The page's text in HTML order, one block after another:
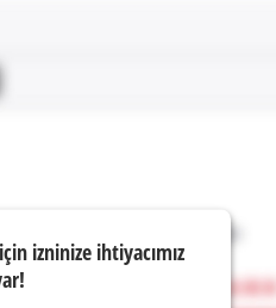
izninize ihtiyacımız